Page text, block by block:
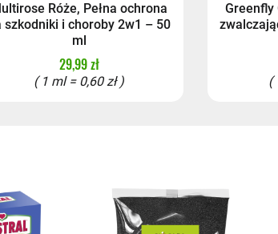
Róże, Pełna ochrona
szkodniki i choroby 2w1 – 50
ml
29,99 zł
( 1 ml = 0,60 zł )
Greenfly
(